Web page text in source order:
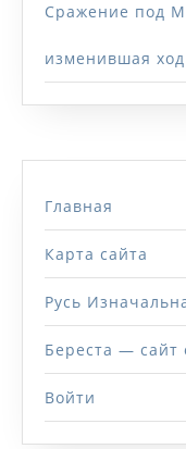
Сражение под
изменившая
Главная
Карта сайта
Русь
Береста — сайт
Войти